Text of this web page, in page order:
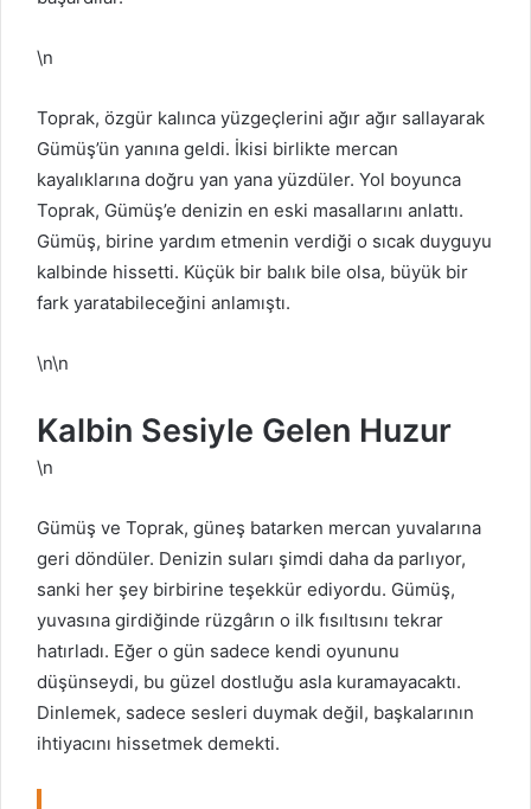
\n
Toprak, özgür kalınca yüzgeçlerini ağır ağır sallayarak
Gümüş’ün yanına geldi. İkisi birlikte mercan
kayalıklarına doğru yan yana yüzdüler. Yol boyunca
Toprak, Gümüş’e denizin en eski masallarını anlattı.
Gümüş, birine yardım etmenin verdiği o sıcak duyguyu
kalbinde hissetti. Küçük bir balık bile olsa, büyük bir
fark yaratabileceğini anlamıştı.
\n\n
Kalbin Sesiyle Gelen Huzur
\n
Gümüş ve Toprak, güneş batarken mercan yuvalarına
geri döndüler. Denizin suları şimdi daha da parlıyor,
sanki her şey birbirine teşekkür ediyordu. Gümüş,
yuvasına girdiğinde rüzgârın o ilk fısıltısını tekrar
hatırladı. Eğer o gün sadece kendi oyununu
düşünseydi, bu güzel dostluğu asla kuramayacaktı.
Dinlemek, sadece sesleri duymak değil, başkalarının
ihtiyacını hissetmek demekti.